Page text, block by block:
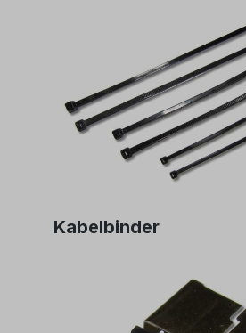
Kabelbinder